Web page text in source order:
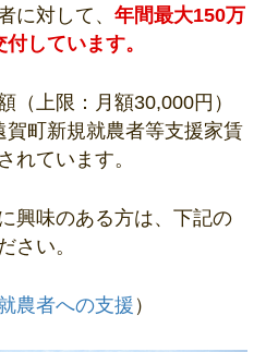
に対して、 年間最大150万
しています。
（上限：月額30,000円）
賀町新規就農者等支援家賃
れています。
興味のある方は、下記の
さい。
農者への支援 ）